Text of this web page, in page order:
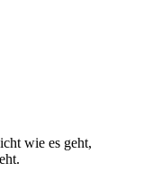
wie es geht,